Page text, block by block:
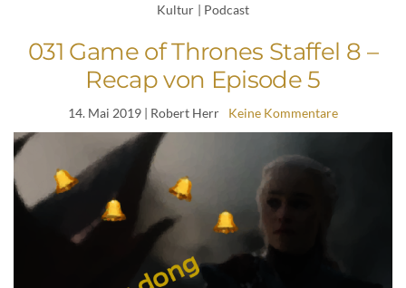
Kultur | Podcast
031 Game of Thrones Staffel 8 –
Recap von Episode 5
14. Mai 2019 | Robert Herr Keine Kommentare